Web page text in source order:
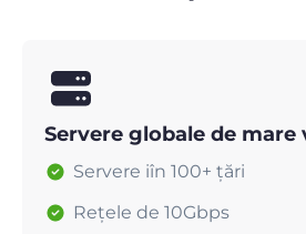
Servere globale de mare
Servere iîn 100+ țări
Rețele de 10Gbps